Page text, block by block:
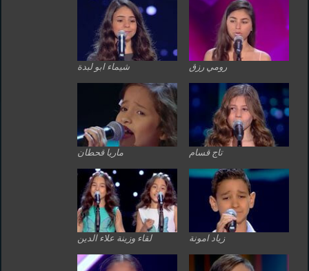
رومي رزق شيماء ابو لبدة
تاج قسام ماريا قحطان
زياد امونة لقاء وزينة علاء الدين